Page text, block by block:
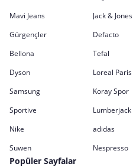
Mavi Jeans
Jack & Jones
Gürgençler
Defacto
Bellona
Tefal
Dyson
Loreal Paris
Samsung
Koray Spor
Sportive
Lumberjack
Nike
adidas
Suwen
Nespresso
Popüler Sayfalar